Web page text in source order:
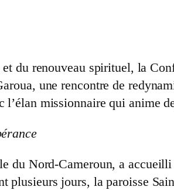
du renouveau spirituel, la
une rencontre de
l’élan missionnaire qui anime
du Nord-Cameroun, a
plusieurs jours, la paroisse